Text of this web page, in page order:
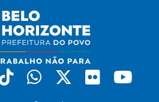
TiktokWhatsapp
X Flickr